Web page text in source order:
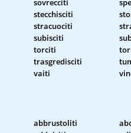
stecchisciti
stracuociti
subisciti
torciti
trasgredisciti
vaiti
abbrustoliti